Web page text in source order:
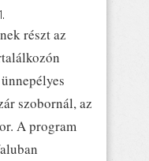
részt az
szobornál, az
A program